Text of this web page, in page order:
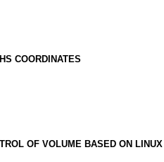
COORDINATES
OF VOLUME BASED ON LINUX